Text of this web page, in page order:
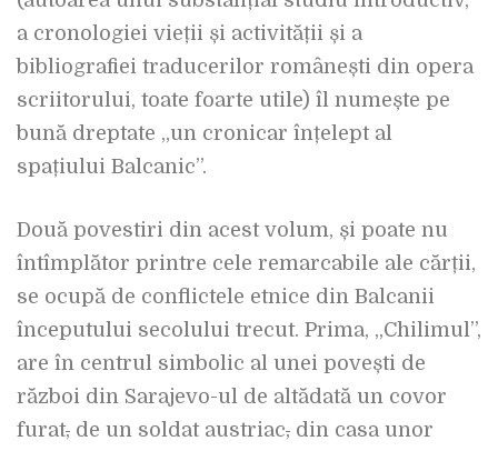
a cronologiei vieții și activității și a
bibliografiei traducerilor românești din opera
scriitorului, toate foarte utile) îl numește pe
bună dreptate „un cronicar înțelept al
spațiului Balcanic”.
Două povestiri din acest volum, și poate nu
întîmplător printre cele remarcabile ale cărții,
se ocupă de conflictele etnice din Balcanii
începutului secolului trecut. Prima, „Chilimul”,
are în centrul simbolic al unei povești de
război din Sarajevo-ul de altădată un covor
furat, de un soldat austriac, din casa unor